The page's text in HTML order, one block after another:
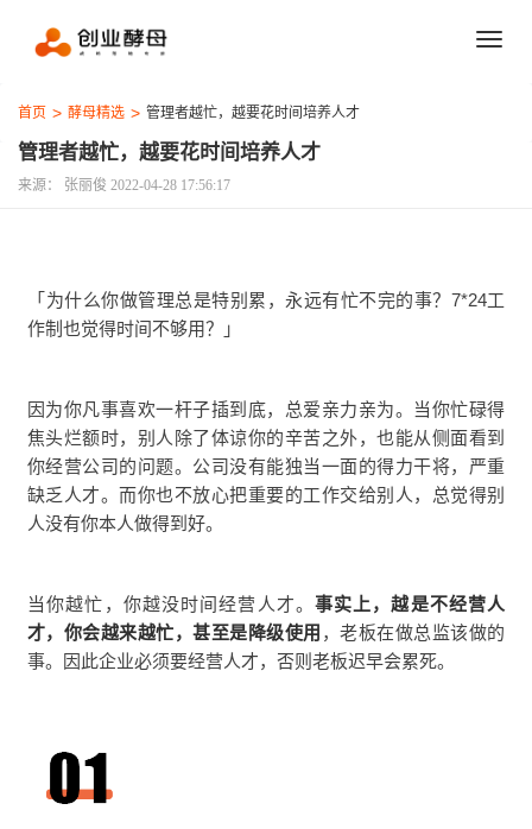
首页 酵母精选 管理者越忙，越要花时间培养人才
管理者越忙，越要花时间培养人才
来源： 张丽俊 2022-04-28 17:56:17
「为什么你做管理总是特别累，永远有忙不完的事？7*24工
作制也觉得时间不够用？」
因为你凡事喜欢一杆子插到底，总爱亲力亲为。当你忙碌得
焦头烂额时，别人除了体谅你的辛苦之外，也能从侧面看到
你经营公司的问题。公司没有能独当一面的得力干将，严重
缺乏人才。而你也不放心把重要的工作交给别人，总觉得别
人没有你本人做得到好。
当你越忙，你越没时间经营人才。 事实上，越是不经营人
才，你会越来越忙，甚至是降级使用 ，老板在做总监该做的
事。因此企业必须要经营人才，否则老板迟早会累死。